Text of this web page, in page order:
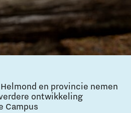
en provincie nemen
ontwikkeling
Campus